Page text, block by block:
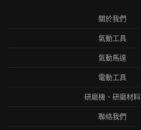
關於我們
氣動工具
氣動馬達
電動工具
研磨機、研磨材料
聯絡我們